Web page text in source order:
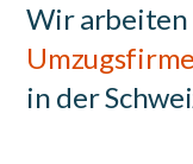
Wir
in der